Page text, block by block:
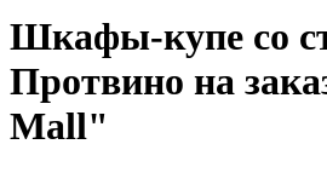
Шкафы-купе со
Протвино на
Mall"